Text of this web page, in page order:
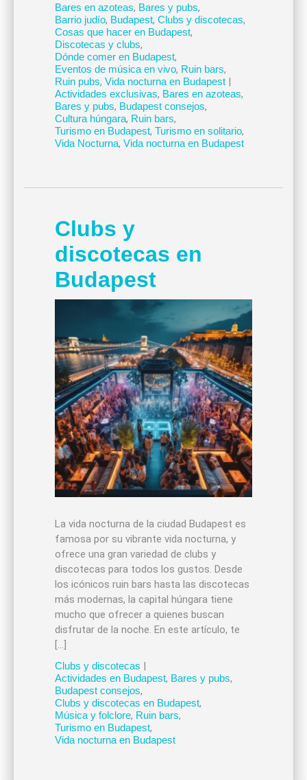
Bares en azoteas, Bares y pubs,
Barrio judío, Budapest, Clubs y discotecas,
Cosas que hacer en Budapest,
Discotecas y clubs,
Dónde comer en Budapest,
Eventos de música en vivo, Ruin bars,
Ruin pubs, Vida nocturna en Budapest|
Actividades exclusivas, Bares en azoteas,
Bares y pubs, Budapest consejos,
Cultura húngara, Ruin bars,
Turismo en Budapest, Turismo en solitario,
Vida Nocturna, Vida nocturna en Budapest
Clubs y
discotecas en
Budapest
La vida nocturna de la ciudad Budapest es
famosa por su vibrante vida nocturna, y
ofrece una gran variedad de clubs y
discotecas para todos los gustos. Desde
los icónicos ruin bars hasta las discotecas
más modernas, la capital húngara tiene
mucho que ofrecer a quienes buscan
disfrutar de la noche. En este artículo, te
[…]
Clubs y discotecas
Actividades en Budapest, Bares y pubs,
Budapest consejos,
Clubs y discotecas en Budapest,
Música y folclore, Ruin bars,
Turismo en Budapest,
Vida nocturna en Budapest